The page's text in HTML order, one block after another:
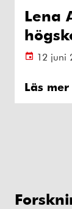
Lena
12 juni
Läs mer